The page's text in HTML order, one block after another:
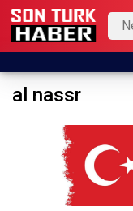
al nassr